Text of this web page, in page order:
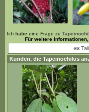
Ich habe eine Frage zu
Für weitere
««
Kunden, die Tapeinochilus